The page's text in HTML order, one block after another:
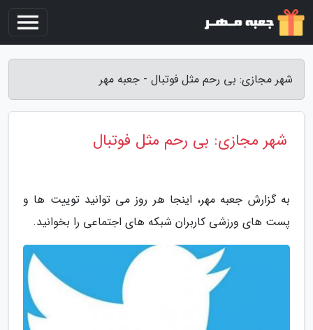
شهر مجازی: بی رحم مثل فوتبال - جعبه مهر
شهر مجازی: بی رحم مثل فوتبال
به گزارش جعبه مهر، اینجا هر روز می توانید توییت ها و
پست های ورزشی کاربران شبکه های اجتماعی را بخوانید.